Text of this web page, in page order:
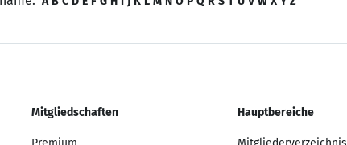
Mitgliedschaften Hauptbereiche